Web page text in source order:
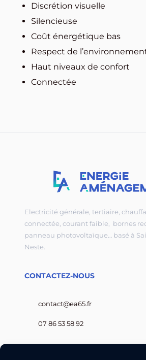
Discrétion visuelle
Silencieuse
Coût énergétique bas
Respect de
Haut niveaux de confort
Connectée
Electricité générale, tertiaire,
connectée, courant faible, bornes
panneau photovoltaïque… basé à
Neste.
CONTACTEZ-NOUS
contact@ea65.fr
07 86 53 58 92